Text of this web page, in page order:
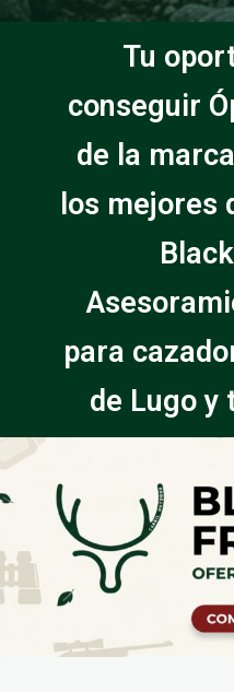
Tu
conseguir
de la
los mejores
para
de Lugo y